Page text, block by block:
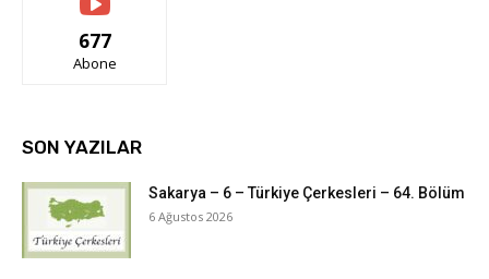
677
Abone
SON YAZILAR
Sakarya – 6 – Türkiye Çerkesleri – 64. Bölüm
6 Ağustos 2026